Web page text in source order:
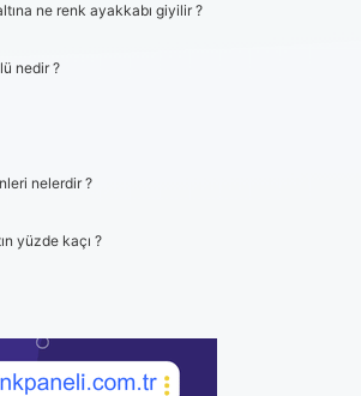
ne renk ayakkabı giyilir ?
nedir ?
nelerdir ?
yüzde kaçı ?